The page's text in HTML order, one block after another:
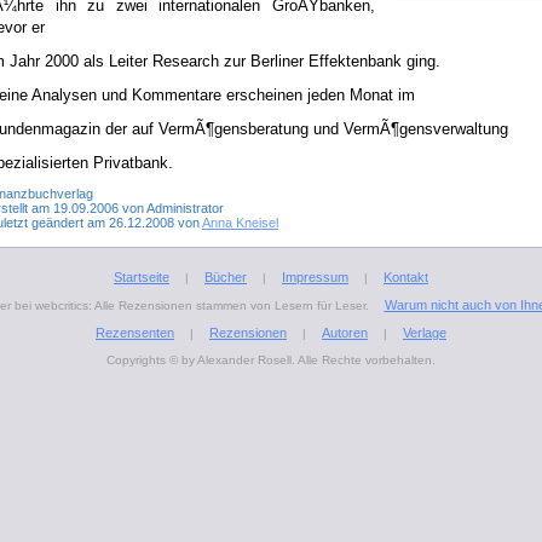
ihn zu zwei internationalen GroÃŸbanken,
er
Jahr 2000 als Leiter Research zur Berliner Effektenbank ging.
Analysen und Kommentare erscheinen jeden Monat im
der auf VermÃ¶gensberatung und VermÃ¶gensverwaltung
Privatbank.
am 19.09.2006 von Administrator
geändert am 26.12.2008 vonAnna Kneisel
Startseite | Bücher | Impressum | Kontakt
bei webcritics: Alle Rezensionen stammen von Lesern für Leser.
Warum nicht auch von
Rezensenten
| Rezensionen | Autoren | Verlage
Copyrights © by Alexander Rosell. Alle Rechte vorbehalten.